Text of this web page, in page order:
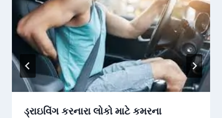
ડ્રાઇવિંગ કરનારા લોકો માટે કમરના